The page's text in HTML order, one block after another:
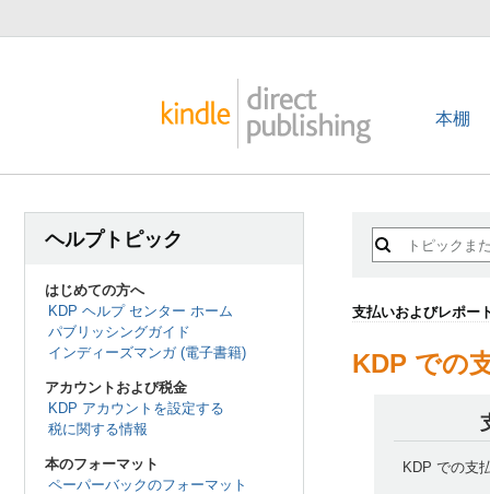
本棚
ヘルプトピック
はじめての方へ
KDP ヘルプ センター ホーム
パブリッシングガイド
インディーズマンガ (電子書籍)
アカウントおよび税金
KDP アカウントを設定する
税に関する情報
本のフォーマット
ペーパーバックのフォーマット
支払いおよびレポー
KDP での
KDP での支